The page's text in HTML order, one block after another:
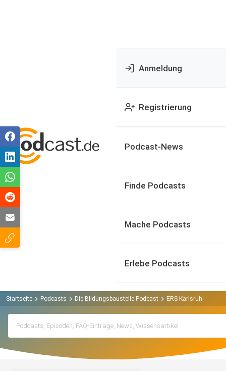
Anmeldung
Registrierung
Podcast-News
Finde Podcasts
Mache Podcasts
Erlebe Podcasts
Startseite Podcasts Die Bildungsbaustelle Podcast ERS Karlsruhe -